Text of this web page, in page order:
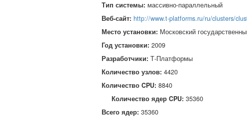
Тип системы: массивно-параллельный
Веб-сайт: http://www.t-platforms.ru/ru/clusters/
Место установки: Московский
Год установки: 2009
Разработчики: Т‑Платформы
Количество узлов: 4420
Количество CPU: 8840
Количество ядер CPU: 35360
Всего ядер: 35360